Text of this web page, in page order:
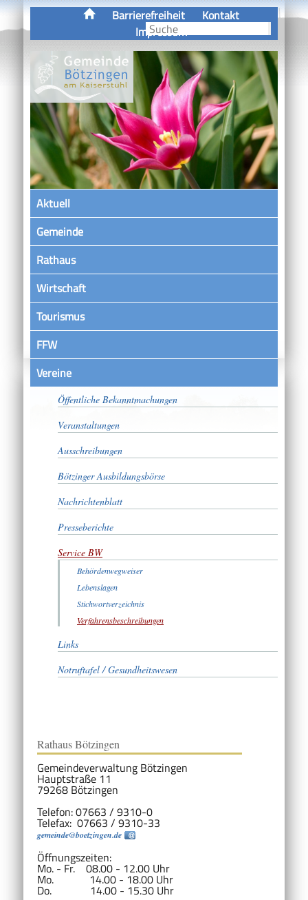
Barrierefreiheit
Kontakt
Impressum
Aktuell
Gemeinde
Rathaus
Wirtschaft
Tourismus
FFW
VereineSatzungen
Öffentliche Bekanntmachungen
Veranstaltungen
Ausschreibungen
Bötzinger Ausbildungsbörse
Nachrichtenblatt
Presseberichte
Service BW
Behördenwegweiser
Lebenslagen
Stichwortverzeichnis
Verfahrensbeschreibungen
Links
Notruftafel / Gesundheitswesen
Rathaus Bötzingen
Gemeindeverwaltung Bötzingen
Hauptstraße 11
79268 Bötzingen
Telefon: 07663 / 9310-0
Telefax: 07663 / 9310-33
gemeinde@boetzingen.de
Öffnungszeiten:
Mo. - Fr. 08.00 - 12.00 Uhr
Mo. 14.00 - 18.00 Uhr
Do. 14.00 - 15.30 Uhr